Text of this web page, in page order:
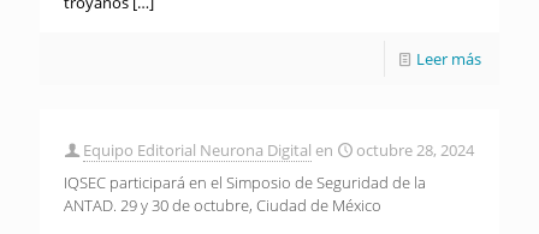
Leer más
Equipo Editorial Neurona Digital en
octubre 28, 2024
IQSEC participará en el Simposio de Seguridad de la
ANTAD. 29 y 30 de octubre, Ciudad de México